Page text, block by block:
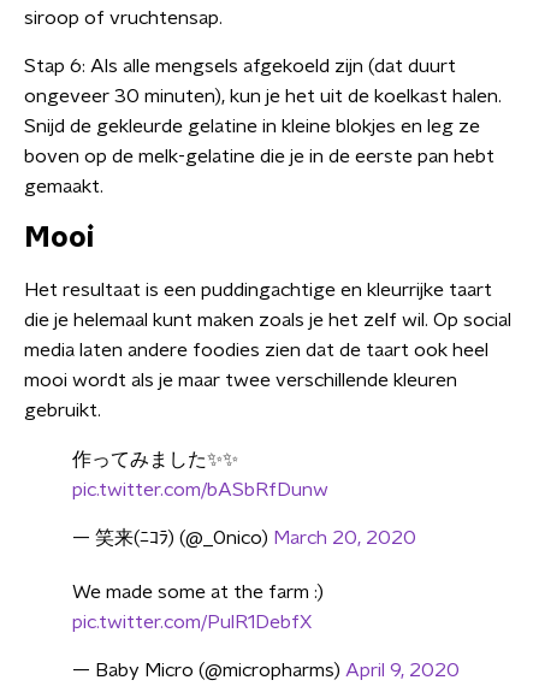
siroop of vruchtensap.
Stap 6: Als alle mengsels afgekoeld zijn (dat duurt
ongeveer 30 minuten), kun je het uit de koelkast halen.
Snijd de gekleurde gelatine in kleine blokjes en leg ze
boven op de melk-gelatine die je in de eerste pan hebt
gemaakt.
Mooi
Het resultaat is een puddingachtige en kleurrijke taart
die je helemaal kunt maken zoals je het zelf wil. Op social
media laten andere foodies zien dat de taart ook heel
mooi wordt als je maar twee verschillende kleuren
gebruikt.
作ってみました✨✨
pic.twitter.com/bASbRfDunw
— 笑来(ﾆｺﾗ) (@_0nico) March 20, 2020
We made some at the farm :)
pic.twitter.com/PulR1DebfX
— Baby Micro (@micropharms) April 9, 2020